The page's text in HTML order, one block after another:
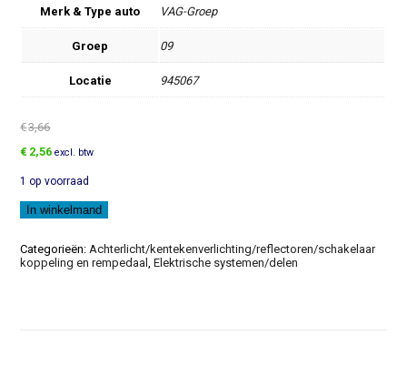
Merk & Type auto VAG-Groep
Groep 09
Locatie 945067
€3,66
Oorspronkelijke
was:
€3,66.
€ 2,56Huidige
is:
€2,56.
excl. btw
1 op voorraad
Houder
aantal
In winkelmand
Categorieën:Achterlicht/kentekenverlichting/reflectoren/schakelaar
koppeling en rempedaal,Elektrische systemen/delen